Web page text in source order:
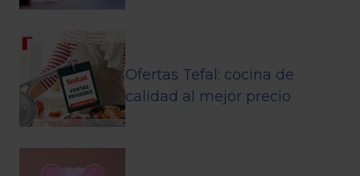
Ofertas Tefal: cocina de
calidad al mejor precio